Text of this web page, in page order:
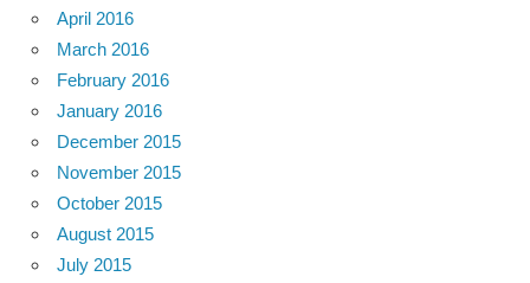
April 2016
March 2016
February 2016
January 2016
December 2015
November 2015
October 2015
August 2015
July 2015